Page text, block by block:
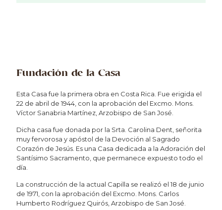
Fundación de la Casa
Esta Casa fue la primera obra en Costa Rica. Fue erigida el
22 de abril de 1944, con la aprobación del Excmo. Mons.
Víctor Sanabria Martínez, Arzobispo de San José.
Dicha casa fue donada por la Srta. Carolina Dent, señorita
muy fervorosa y apóstol de la Devoción al Sagrado
Corazón de Jesús. Es una Casa dedicada a la Adoración del
Santísimo Sacramento, que permanece expuesto todo el
día.
La construcción de la actual Capilla se realizó el 18 de junio
de 1971, con la aprobación del Excmo. Mons. Carlos
Humberto Rodríguez Quirós, Arzobispo de San José.